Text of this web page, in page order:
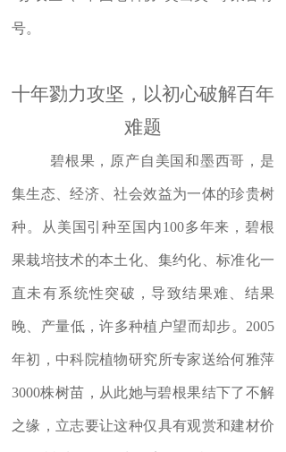
号。
十年勠力攻坚，以初心破解百年
难题
碧根果，原产自美国和墨西哥，是
集生态、经济、社会效益为一体的珍贵树
种。从美国引种至国内100多年来，碧根
果栽培技术的本土化、集约化、标准化一
直未有系统性突破，导致结果难、结果
晚、产量低，许多种植户望而却步。 2005
年初，中科院植物研究所专家送给何雅萍
3000株树苗，从此她与碧根果结下了不解
之缘，立志要让这种仅具有观赏和建材价